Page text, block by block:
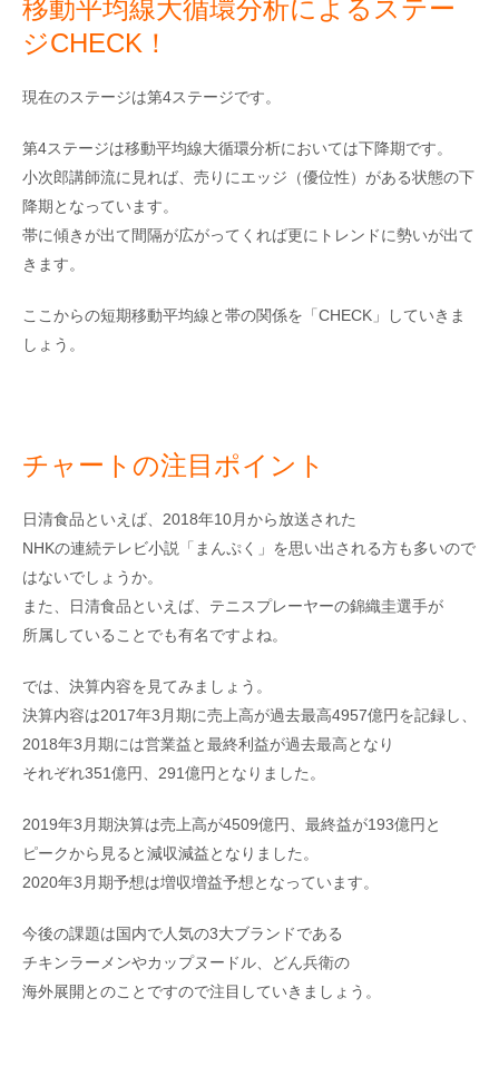
移動平均線大循環分析によるステー
ジCHECK！
現在のステージは第4ステージです。
第4ステージは移動平均線大循環分析においては下降期です。
小次郎講師流に見れば、売りにエッジ（優位性）がある状態の下
降期となっています。
帯に傾きが出て間隔が広がってくれば更にトレンドに勢いが出て
きます。
ここからの短期移動平均線と帯の関係を「CHECK」していきま
しょう。
チャートの注目ポイント
日清食品といえば、2018年10月から放送された
NHKの連続テレビ小説「まんぷく」を思い出される方も多いので
はないでしょうか。
また、日清食品といえば、テニスプレーヤーの錦織圭選手が
所属していることでも有名ですよね。
では、決算内容を見てみましょう。
決算内容は2017年3月期に売上高が過去最高4957億円を記録し、
2018年3月期には営業益と最終利益が過去最高となり
それぞれ351億円、291億円となりました。
2019年3月期決算は売上高が4509億円、最終益が193億円と
ピークから見ると減収減益となりました。
2020年3月期予想は増収増益予想となっています。
今後の課題は国内で人気の3大ブランドである
チキンラーメンやカップヌードル、どん兵衛の
海外展開とのことですので注目していきましょう。